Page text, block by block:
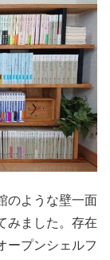
のような壁一面
みました。存在
ープンシェルフ